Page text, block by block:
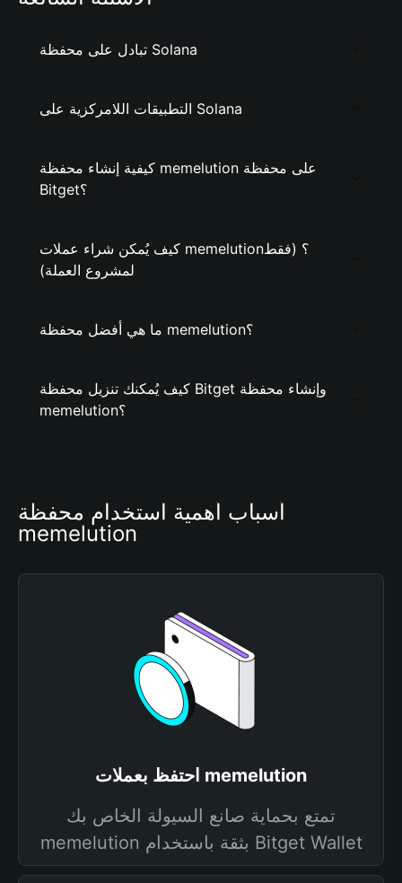
تبادل على محفظة Solana
التطبيقات اللامركزية على Solana
كيفية إنشاء محفظة memelution على محفظة
Bitget؟
كيف يُمكن شراء عملات memelution؟ (فقط
لمشروع العملة)
ما هي أفضل محفظة memelution؟
كيف يُمكنك تنزيل محفظة Bitget وإنشاء محفظة
memelution؟
أسباب أهمية استخدام محفظة
memelution
احتفظ بعملات memelution
تمتع بحماية صانع السيولة الخاص بك
memelution بثقة باستخدام Bitget Wallet